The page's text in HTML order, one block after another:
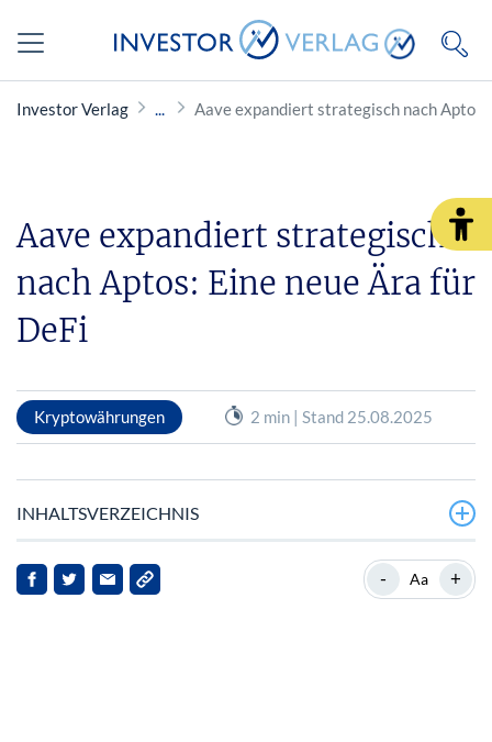
Investor Verlag Aave expandiert strategisch nach Aptos:
Aave expandiert strategisch
nach Aptos: Eine neue Ära für
DeFi
Kryptowährungen 2 min | Stand 25.08.2025
INHALTSVERZEICHNIS
Aave integriert Chainlink-Preisfeeds in Aptos
- Aa +